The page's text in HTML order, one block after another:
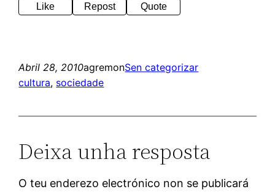
Like Repost Quote
Abril 28, 2010agremonSen categorizar
cultura, sociedade
Deixa unha resposta
O teu enderezo electrónico non se publicará